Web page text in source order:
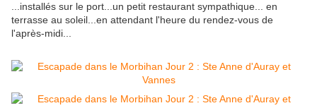
...installés sur le port...un petit restaurant sympathique... en
terrasse au soleil...en attendant l'heure du rendez-vous de
l'après-midi...